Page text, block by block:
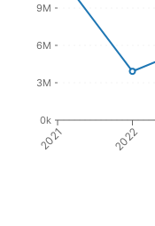
2021 2022
0k
3M
6M
9M